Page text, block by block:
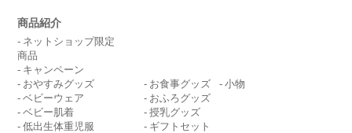
商品紹介
ネットショップ限定
商品
キャンペーン
おやすみグッズ
ベビーウェア
ベビー肌着
低出生体重児服
お食事グッズ
小物
おふろグッズ
授乳グッズ
ギフトセット